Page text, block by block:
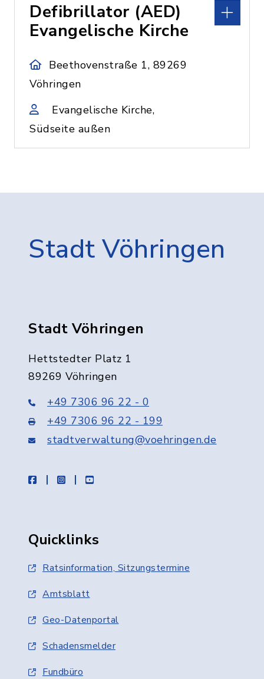
Defibrillator (AED)
Evangelische Kirche
Beethovenstraße 1, 89269
Vöhringen
Evangelische Kirche,
Südseite außen
Stadt Vöhringen
Stadt Vöhringen
Hettstedter Platz 1
89269 Vöhringen
+49 7306 96 22 - 0
+49 7306 96 22 - 199
stadtverwaltung@voehringen.de
facebookinstagramyoutube
Quicklinks
Ratsinformation, Sitzungstermine
Amtsblatt
Geo-Datenportal
Schadensmelder
Fundbüro